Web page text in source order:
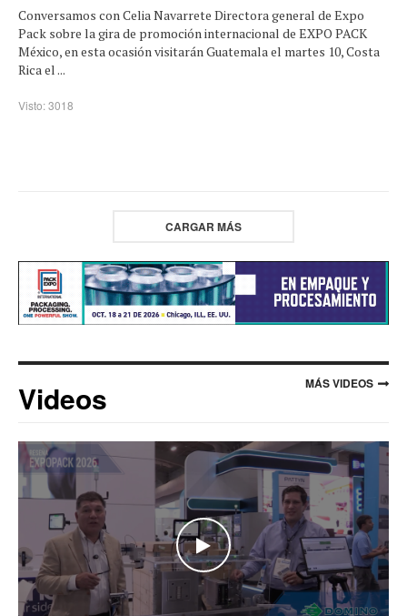
Conversamos con Celia Navarrete Directora general de Expo
Pack sobre la gira de promoción internacional de EXPO PACK
México, en esta ocasión visitarán Guatemala el martes 10, Costa
Rica el ...
Visto: 3018
CARGAR MÁS
Videos MÁS VIDEOS
WATCH THE VIDEO